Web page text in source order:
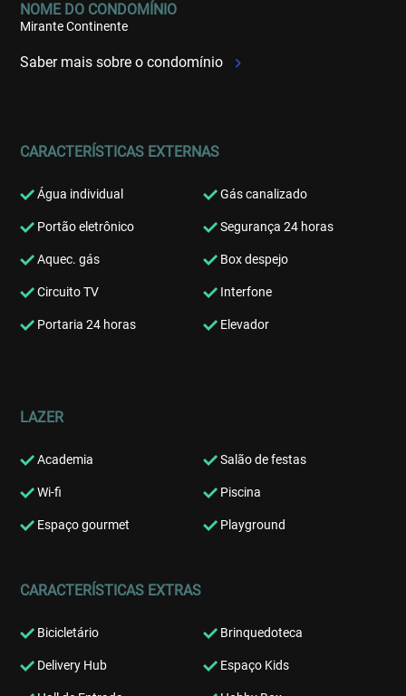
NOME DO CONDOMÍNIO
Mirante Continente
Saber mais sobre o condomínio
CARACTERÍSTICAS EXTERNAS
Água individual Gás canalizado
Portão eletrônico Segurança 24 horas
Aquec. gás Box despejo
Circuito TV Interfone
Portaria 24 horas Elevador
LAZER
Academia Salão de festas
Wi-fi Piscina
Espaço gourmet Playground
CARACTERÍSTICAS EXTRAS
Bicicletário Brinquedoteca
Delivery Hub Espaço Kids